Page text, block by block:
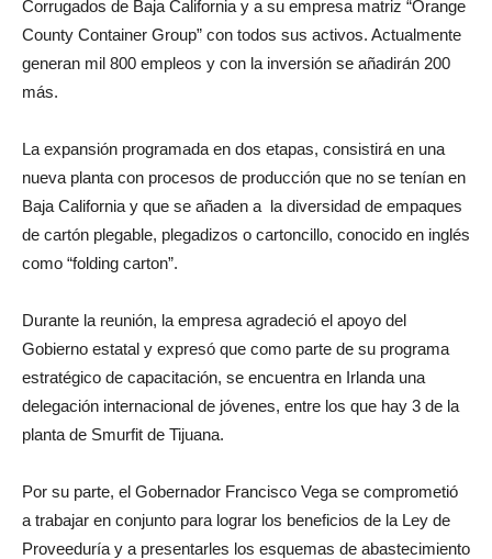
Corrugados de Baja California y a su empresa matriz “Orange
County Container Group” con todos sus activos. Actualmente
generan mil 800 empleos y con la inversión se añadirán 200
más.
La expansión programada en dos etapas, consistirá en una
nueva planta con procesos de producción que no se tenían en
Baja California y que se añaden a la diversidad de empaques
de cartón plegable, plegadizos o cartoncillo, conocido en inglés
como “folding carton”.
Durante la reunión, la empresa agradeció el apoyo del
Gobierno estatal y expresó que como parte de su programa
estratégico de capacitación, se encuentra en Irlanda una
delegación internacional de jóvenes, entre los que hay 3 de la
planta de Smurfit de Tijuana.
Por su parte, el Gobernador Francisco Vega se comprometió
a trabajar en conjunto para lograr los beneficios de la Ley de
Proveeduría y a presentarles los esquemas de abastecimiento